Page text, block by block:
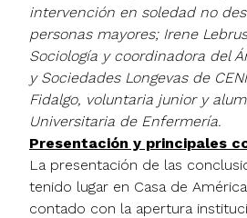
intervención en soledad no
personas mayores; Irene
Sociología y coordinadora del
y Sociedades Longevas de
Fidalgo, voluntaria junior y
Universitaria de Enfermería.
Presentación y principales
La presentación de las
tenido lugar en Casa de
contado con la apertura